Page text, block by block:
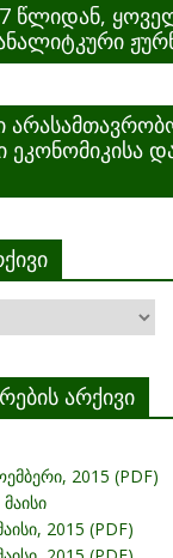
წლიდან,
არქივი
2015 (PDF)
2015 (PDF)